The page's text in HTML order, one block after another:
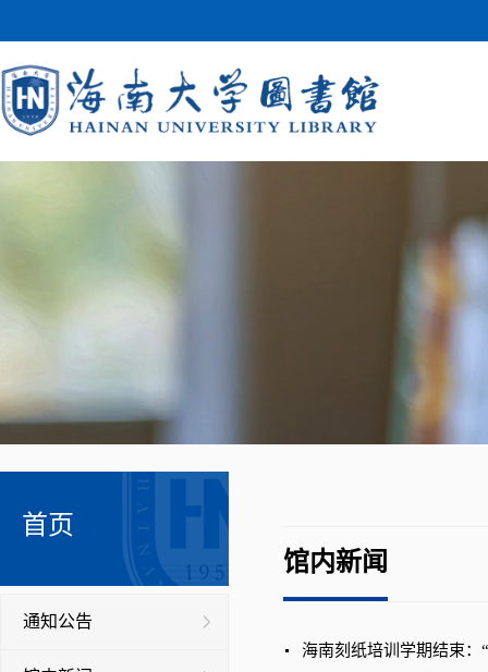
首页
通知公告
馆内新闻
海南刻纸培训学期结束：